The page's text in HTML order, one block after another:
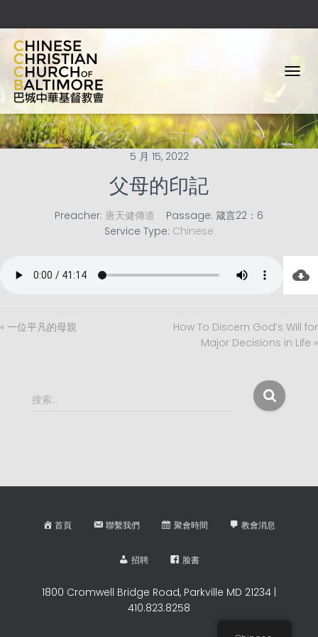
G
L
E
I
O
N
5 月 15, 2022
父母的印記
Preacher: 唐天健傳道 Passage: 箴言22：6
Service Type: Chinese
« 一位平凡的母親
How To Discern God’s Will for
Major Decisions in Life »
搜
索
搜索…
首頁 聯繫我們 聚會時間 教會消息
招聘 脸書
1800 Cromwell Bridge Road, Parkville MD 21234 |
410.823.8258